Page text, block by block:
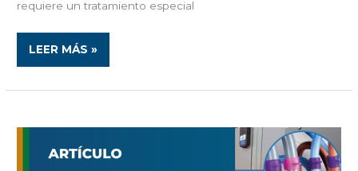
requiere un tratamiento especial
LEER MÁS »
USO
INDICADORES